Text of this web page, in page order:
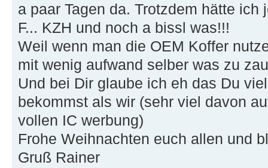
a paar Tagen da. Trotzdem hätte
F... KZH und noch a bissl was!!!
Weil wenn man die OEM Koffer
mit wenig aufwand selber was zu
Und bei Dir glaube ich eh das Du
bekommst als wir (sehr viel davon
vollen IC werbung)
Frohe Weihnachten euch allen und
Gruß Rainer